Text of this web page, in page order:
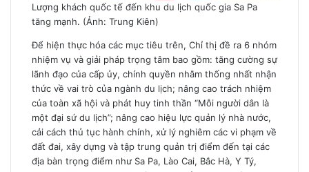
Lượng khách quốc tế đến khu du lịch quốc gia Sa Pa
tăng mạnh. (Ảnh: Trung Kiên)
Để hiện thực hóa các mục tiêu trên, Chỉ thị đề ra 6 nhóm
nhiệm vụ và giải pháp trọng tâm bao gồm: tăng cường sự
lãnh đạo của cấp ủy, chính quyền nhằm thống nhất nhận
thức về vai trò của ngành du lịch; nâng cao trách nhiệm
của toàn xã hội và phát huy tinh thần “Mỗi người dân là
một đại sứ du lịch”; nâng cao hiệu lực quản lý nhà nước,
cải cách thủ tục hành chính, xử lý nghiêm các vi phạm về
đất đai, xây dựng và tập trung quản trị điểm đến tại các
địa bàn trọng điểm như Sa Pa, Lào Cai, Bắc Hà, Y Tý,